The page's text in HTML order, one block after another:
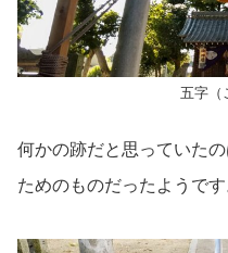
五字（
何かの跡だと思っていた
ためのものだったようです